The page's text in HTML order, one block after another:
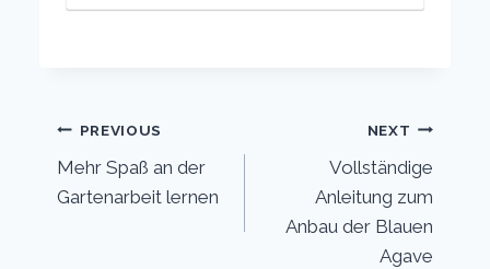
Post
navigation
PREVIOUS
Mehr Spaß an der
Gartenarbeit lernen
NEXT
Vollständige
Anleitung zum
Anbau der Blauen
Agave